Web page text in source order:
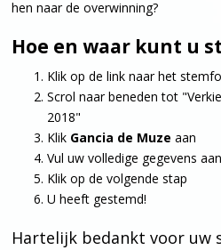
hen naar de overwinning?
Hoe en waar kunt u
Klik op de link naar het
Scrol naar beneden tot
2018"
Klik Gancia de Muze aan
Vul uw volledige gegevens aan
Klik op de volgende stap
U heeft gestemd!
Hartelijk bedankt voor uw